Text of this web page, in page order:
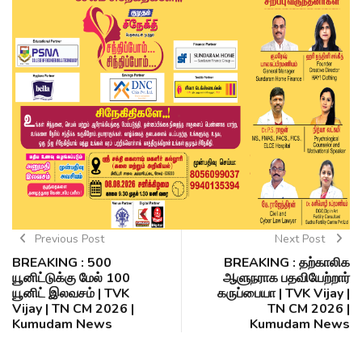
Previous Post
BREAKING : 500
யூனிட்டுக்கு மேல் 100
யூனிட் இலவசம் | TVK
Vijay | TN CM 2026 |
Kumudam News
Next Post
BREAKING : தற்காலிக
ஆளுநராக பதவியேற்றார்
கருப்பையா | TVK Vijay |
TN CM 2026 |
Kumudam News